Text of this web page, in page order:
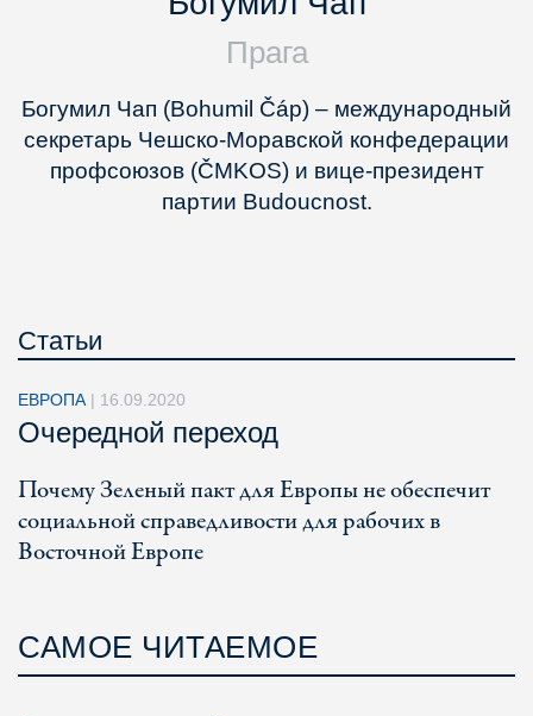
Прага
Богумил Чап (Bohumil Čáp) – международный
секретарь Чешско-Моравской конфедерации
профсоюзов (ČMKOS) и вице-президент
партии Budoucnost.
Статьи
ЕВРОПА | 16.09.2020
Очередной переход
Почему Зеленый пакт для Европы не обеспечит
социальной справедливости для рабочих в
Восточной Европе
САМОЕ ЧИТАЕМОЕ